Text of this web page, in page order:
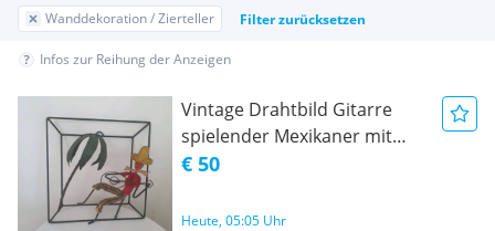
Wanddekoration / Zierteller Filter zurücksetzen
Infos zur Reihung der Anzeigen
Vintage Drahtbild Gitarre
spielender Mexikaner mit
Palme
€ 50
Heute, 05:05 Uhr